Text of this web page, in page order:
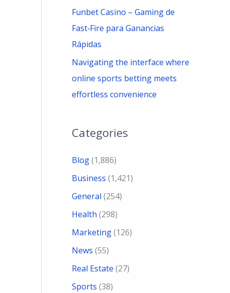
Funbet Casino – Gaming de
Fast‑Fire para Ganancias
Rápidas
Navigating the interface where
online sports betting meets
effortless convenience
Categories
Blog(1,886)
Business (1,421)
General (254)
Health (298)
Marketing(126)
News (55)
Real Estate (27)
Sports (38)